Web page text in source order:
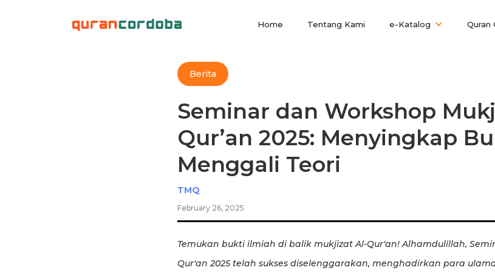
Home Tentang Kami e-Katalog Quran
Berita
Seminar dan Workshop
Qur’an 2025: Menyingkap
Menggali Teori
TMQ
February 26, 2025
Temukan bukti ilmiah di balik mukjizat Al-Qur'an! Alhamdulillah,
Qur'an 2025 telah sukses diselenggarakan, menghadirkan para